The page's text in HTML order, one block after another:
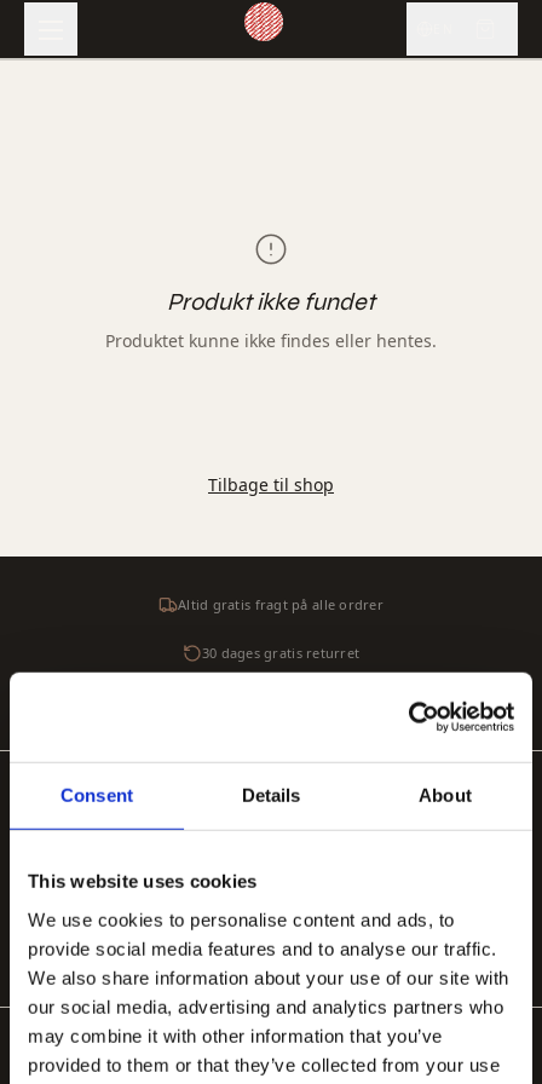
Consent Details About
This website uses cookies
We use cookies to personalise content and ads, to
provide social media features and to analyse our traffic.
We also share information about your use of our site with
our social media, advertising and analytics partners who
may combine it with other information that you’ve
provided to them or that they’ve collected from your use
Produkt ikke fundet
Produktet kunne ikke findes eller hentes.
Tilbage til shop
Altid gratis fragt på alle ordrer
30 dages gratis returret
POPULÆRE KATEGORIER
Organiske tæpper Tæpper til stuen
Tæppe til soveværelse